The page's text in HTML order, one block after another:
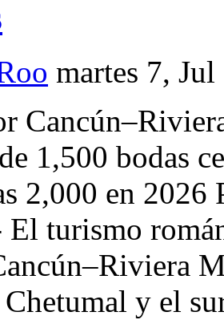
martes 7,
1,500 bodas
2,000 en
El turismo
Chetumal y el